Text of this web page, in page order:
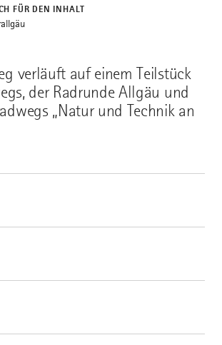
verläuft auf einem Teilstück
der Radrunde Allgäu und
„Natur und Technik an
FÜR DEN INHALT